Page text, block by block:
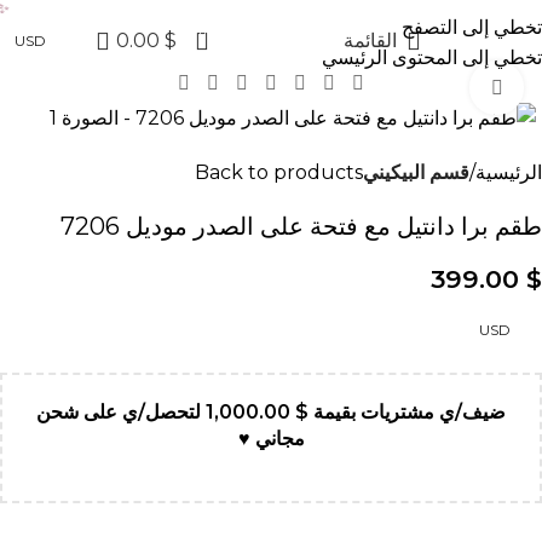
تخطي إلى التصفح
تخطي إلى المحتوى الرئيسي
✨ عروض جولدن لاين الآن خصم 20% على
القائمة 0
0.00 $
USD
Click to enlarge
الرئيسية قسم البيكينيBack to products
طقم برا دانتيل مع فتحة على الصدر موديل 7206
399.00 $
USD
ضيف/ي مشتريات بقيمة 1,000.00 $
لتحصل/ي على شحن
مجاني ♥